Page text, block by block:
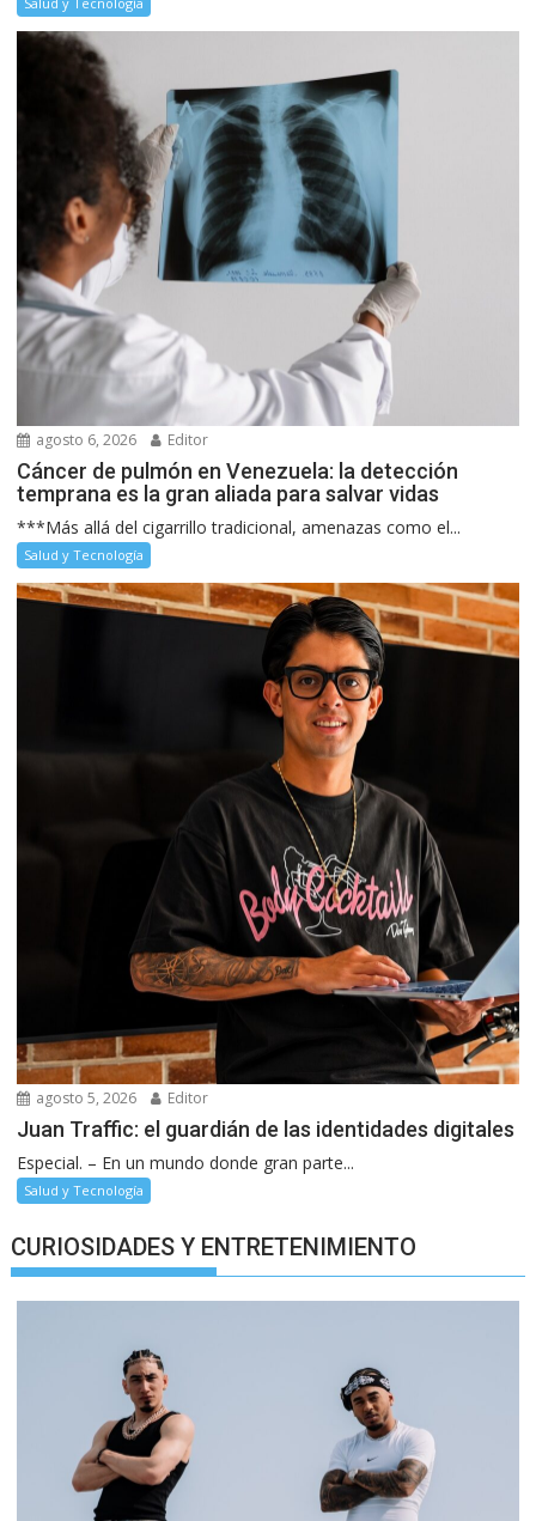
agosto 6, 2026 Editor
Cáncer de pulmón en Venezuela: la detección
temprana es la gran aliada para salvar vidas
***Más allá del cigarrillo tradicional, amenazas como el...
Salud y Tecnología
agosto 5, 2026 Editor
Juan Traffic: el guardián de las identidades digitales
Especial. – En un mundo donde gran parte...
Salud y Tecnología
CURIOSIDADES Y ENTRETENIMIENTO